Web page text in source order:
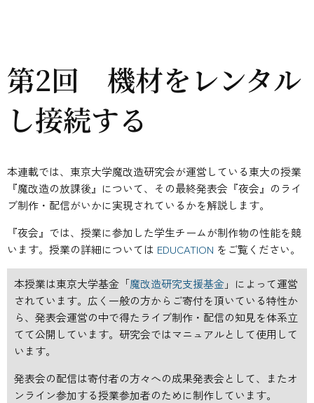
第2回 機材をレンタル
し接続する
本連載では、東京大学魔改造研究会が運営している東大の授業
『魔改造の放課後』について、その最終発表会『夜会』のライ
ブ制作・配信がいかに実現されているかを解説します。
『夜会』では、授業に参加した学生チームが制作物の性能を競
います。授業の詳細については EDUCATION をご覧ください。
本授業は東京大学基金「魔改造研究支援基金」によって運営
されています。広く一般の方からご寄付を頂いている特性か
ら、発表会運営の中で得たライブ制作・配信の知見を体系立
てて公開しています。研究会ではマニュアルとして使用して
います。
発表会の配信は寄付者の方々への成果発表会として、またオ
ンライン参加する授業参加者のために制作しています。